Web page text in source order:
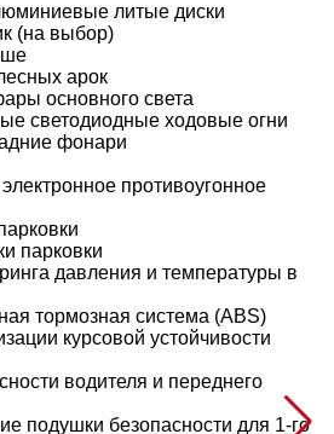
литые диски
(на выбор)
арок
основного света
светодиодные ходовые огни
фонари
противоугонное
парковки
давления и температуры в
тормозная система (ABS)
курсовой устойчивости
водителя и переднего
подушки безопасности для 1-го